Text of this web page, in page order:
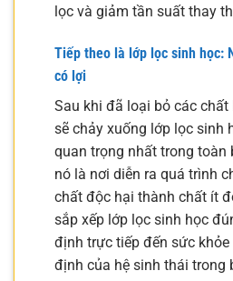
lọc và giảm tần suất thay
Tiếp theo là lớp lọc sinh học:
có lợi
Sau khi đã loại bỏ các chất
sẽ chảy xuống lớp lọc sinh
quan trọng nhất trong toàn
nó là nơi diễn ra quá trình
chất độc hại thành chất ít
sắp xếp lớp lọc sinh học
định trực tiếp đến sức
định của hệ sinh thái trong